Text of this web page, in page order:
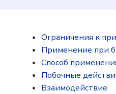
Ограничения к
Применение при
Способ
Побочные
Взаимодействие